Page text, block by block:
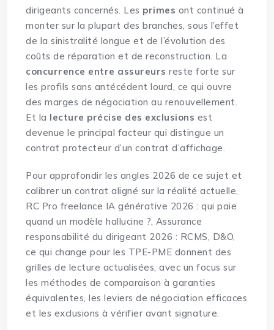
dirigeants concernés. Les primes ont continué à
monter sur la plupart des branches, sous l’effet
de la sinistralité longue et de l’évolution des
coûts de réparation et de reconstruction. La
concurrence entre assureurs reste forte sur
les profils sans antécédent lourd, ce qui ouvre
des marges de négociation au renouvellement.
Et la lecture précise des exclusions est
devenue le principal facteur qui distingue un
contrat protecteur d’un contrat d’affichage.
Pour approfondir les angles 2026 de ce sujet et
calibrer un contrat aligné sur la réalité actuelle,
RC Pro freelance IA générative 2026 : qui paie
quand un modèle hallucine ?, Assurance
responsabilité du dirigeant 2026 : RCMS, D&O,
ce qui change pour les TPE-PME donnent des
grilles de lecture actualisées, avec un focus sur
les méthodes de comparaison à garanties
équivalentes, les leviers de négociation efficaces
et les exclusions à vérifier avant signature.